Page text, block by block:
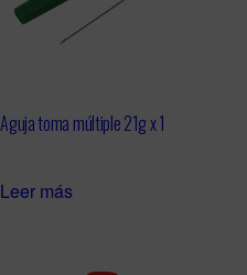
Aguja toma múltiple 21g x 1
Leer más